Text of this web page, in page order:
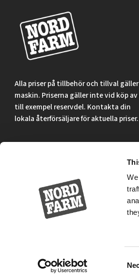
Alla priser på tillbehör och tillval
maskin. Priserna gäller inte vid köp
till exempel reservdel. Kontakta din
lokala återförsäljare för aktuella priser.
+46 (0)11 – 19 70 40
marknad@nordfarm.se